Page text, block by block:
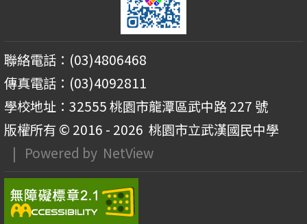
聯絡電話：(03)4806468
傳真電話：(03)4092811
學校地址：32555 桃園市龍潭區武中路 227 號
版權所有 © 2016 - 2026 桃園市立武漢國民中學
| Powered by NetView